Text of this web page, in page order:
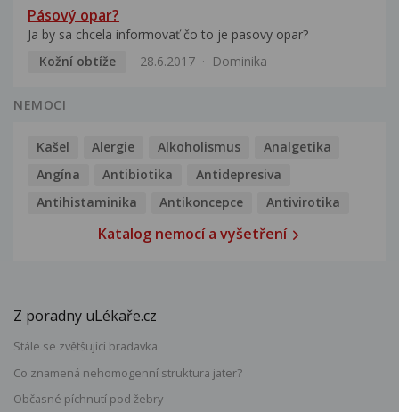
Pásový opar?
Ja by sa chcela informovať čo to je pasovy opar?
Kožní obtíže
28.6.2017 Dominika
NEMOCI
Kašel Alergie Alkoholismus
Analgetika
Angína
Antibiotika
Antidepresiva
Antihistaminika
Antikoncepce Antivirotika
Katalog nemocí a vyšetření
Z poradny uLékaře.cz
Stále se zvětšující bradavka
Co znamená nehomogenní struktura jater?
Občasné píchnutí pod žebry